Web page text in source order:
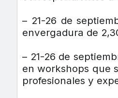
– 21-26 de
envergadura de
– 21-26 de
en workshops que
profesionales y